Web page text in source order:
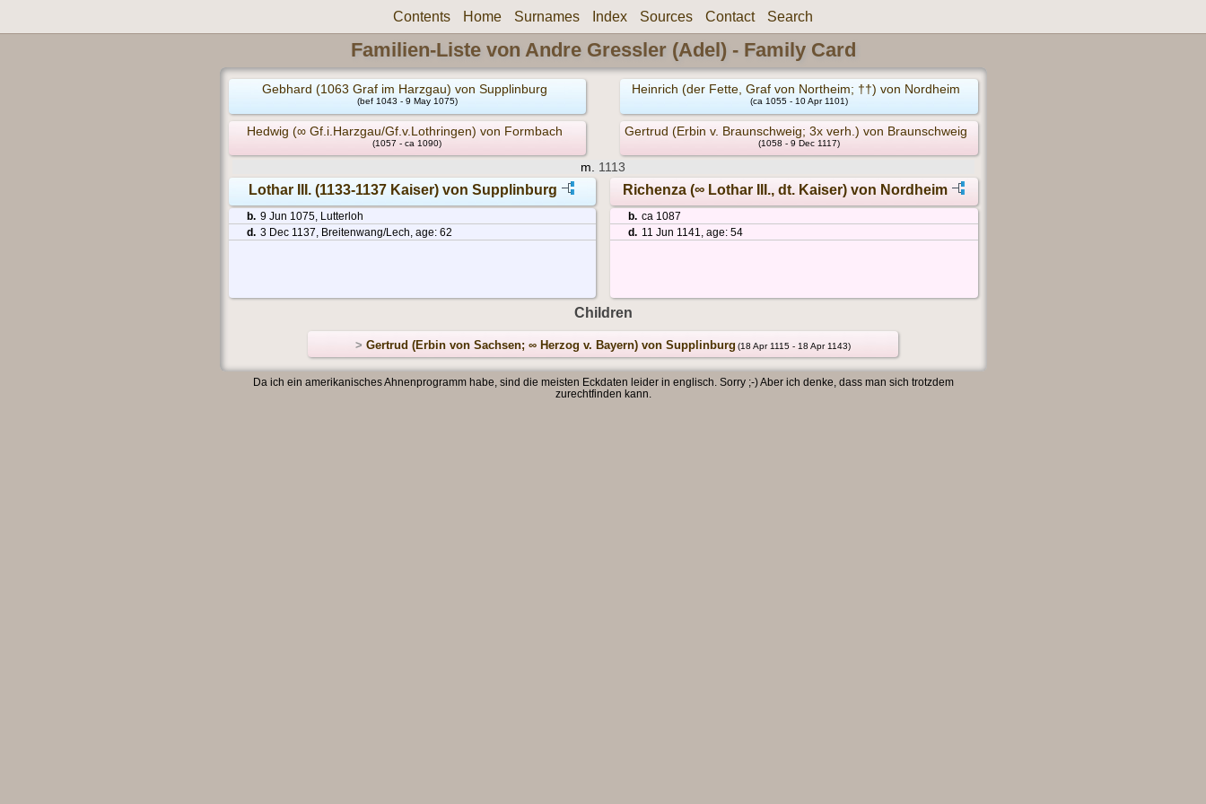
Contents Home Surnames Index Sources Contact Search
Familien-Liste von Andre Gressler (Adel) - Family Card
Gebhard (1063 Graf im Harzgau) von Supplinburg
(bef 1043 - 9 May 1075)
Heinrich (der Fette, Graf von Northeim; ††) von Nordheim
(ca 1055 - 10 Apr 1101)
Hedwig (∞ Gf.i.Harzgau/Gf.v.Lothringen) von Formbach
(1057 - ca 1090)
Gertrud (Erbin v. Braunschweig; 3x verh.) von Braunschweig
(1058 - 9 Dec 1117)
m. 1113
Lothar III. (1133-1137 Kaiser) von Supplinburg Richenza (∞ Lothar III., dt. Kaiser) von Nordheim
b. 9 Jun 1075, Lutterloh
d. 3 Dec 1137, Breitenwang/Lech, age: 62
b. ca 1087
d. 11 Jun 1141, age: 54
Children
> Gertrud (Erbin von Sachsen; ∞ Herzog v. Bayern) von Supplinburg (18 Apr 1115 - 18 Apr 1143)
Da ich ein amerikanisches Ahnenprogramm habe, sind die meisten Eckdaten leider in englisch. Sorry ;-) Aber ich denke, dass man sich trotzdem
zurechtfinden kann.